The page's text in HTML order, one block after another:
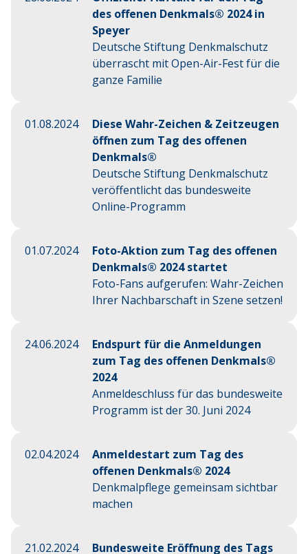
des offenen Denkmals® 2024 in
Speyer
Deutsche Stiftung Denkmalschutz
überrascht mit Open-Air-Fest für die
ganze Familie
01.08.2024
Diese Wahr-Zeichen & Zeitzeugen
öffnen zum Tag des offenen
Denkmals®
Deutsche Stiftung Denkmalschutz
veröffentlicht das bundesweite
Online-Programm
01.07.2024
Foto-Aktion zum Tag des offenen
Denkmals® 2024 startet
Foto-Fans aufgerufen: Wahr-Zeichen
Ihrer Nachbarschaft in Szene setzen!
24.06.2024
Endspurt für die Anmeldungen
zum Tag des offenen Denkmals®
2024
Anmeldeschluss für das bundesweite
Programm ist der 30. Juni 2024
02.04.2024
Anmeldestart zum Tag des
offenen Denkmals® 2024
Denkmalpflege gemeinsam sichtbar
machen
21.02.2024
Bundesweite Eröffnung des Tags